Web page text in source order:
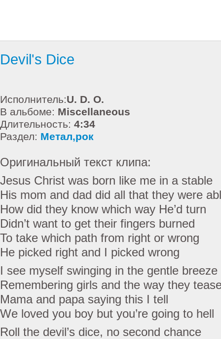
Devil's Dice
Исполнитель:U. D. O.
В альбоме: Miscellaneous
Длительность: 4:34
Раздел: Метал,рок
Оригинальный текст клипа:
Jesus Christ was born like me in a stable
His mom and dad did all that they were
How did they know which way He’d turn
Didn’t want to get their fingers burned
To take which path from right or wrong
He picked right and I picked wrong
I see myself swinging in the gentle breeze
Remembering girls and the way they
Mama and papa saying this I tell
We loved you boy but you’re going to hell
Roll the devil’s dice, no second chance